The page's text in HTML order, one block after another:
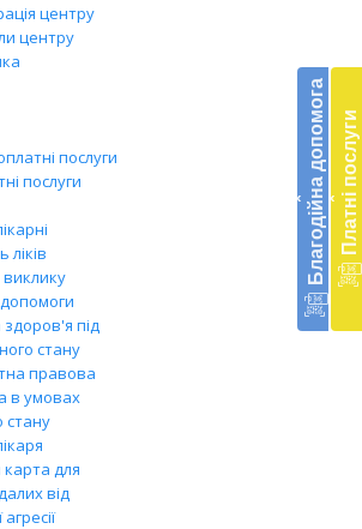
центру
центру
послуги
послуги
ліків
під
стану
правова
в умовах
стану
для
від
‹ Благодійна допомога ‹ Платні послуги